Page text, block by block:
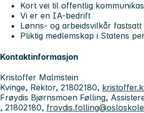
Kort vei til offentlig
Vi er en IA-bedrift
Lønns- og arbeidsvilkår
Pliktig medlemskap i Statens
Kontaktinformasjon
Kristoffer Malmstein
Kvinge, Rektor, 21802180,
Frøydis Bjørnsmoen Følling,
, 21802180,